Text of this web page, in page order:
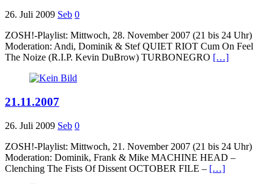
26. Juli 2009 Seb 0
ZOSH!-Playlist: Mittwoch, 28. November 2007 (21 bis 24 Uhr)
Moderation: Andi, Dominik & Stef QUIET RIOT Cum On Feel
The Noize (R.I.P. Kevin DuBrow) TURBONEGRO […]
21.11.2007
26. Juli 2009 Seb 0
ZOSH!-Playlist: Mittwoch, 21. November 2007 (21 bis 24 Uhr)
Moderation: Dominik, Frank & Mike MACHINE HEAD –
Clenching The Fists Of Dissent OCTOBER FILE – […]